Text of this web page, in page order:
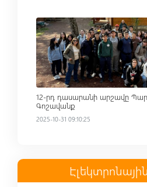
Read more
12-րդ դասարանի արշավը
Գոշավանք
2025-10-31 09:10:25